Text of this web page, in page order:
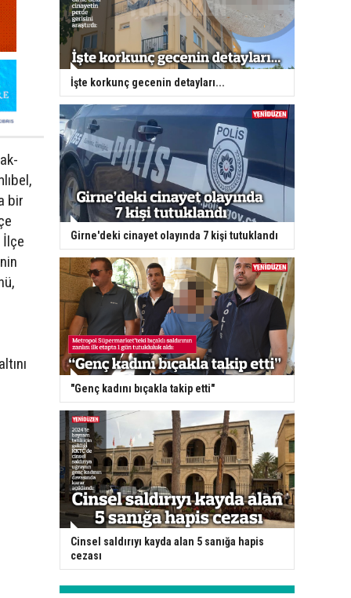
bir
İlçe
İşte korkunç gecenin detayları...
Girne'deki cinayet olayında 7 kişi tutuklandı
"Genç kadını bıçakla takip etti"
Cinsel saldırıyı kayda alan 5 sanığa hapis
cezası